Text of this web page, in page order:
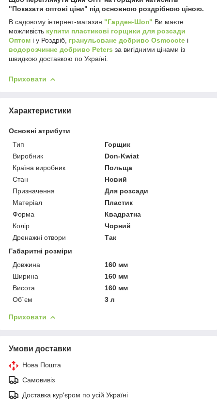
"Показати оптові ціни" під основною роздрібною ціною.
В садовому інтернет-магазин "Гарден-Шоп" Ви маєте
можливість купити пластикові горщики для розсади
Оптом і у Роздріб, гранульоване добриво Osmocote і
водорозчинне добриво Peters за вигідними цінами із
швидкою доставкою по Україні.
Приховати
Характеристики
Основні атрибути
Тип
Горщик
Виробник
Don-Kwiat
Країна виробник
Польща
Стан
Новий
Призначення
Для розсади
Матеріал
Пластик
Форма
Квадратна
Колір
Чорний
Дренажні отвори
Так
Габаритні розміри
Довжина
160 мм
Ширина
160 мм
Висота
160 мм
Об`єм
3 л
Приховати
Умови доставки
Нова Пошта
Самовивіз
Доставка кур'єром по усій Україні